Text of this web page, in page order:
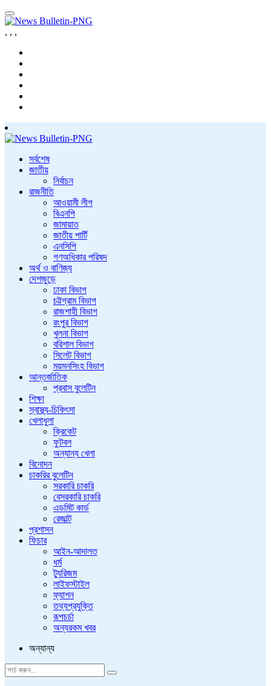
, , ,
সর্বশেষ
জাতীয়
নির্বাচন
রাজনীতি
আওয়ামী লীগ
বিএনপি
জামায়াত
জাতীয় পার্টি
এনসিপি
গণঅধিকার পরিষদ
অর্থ ও বাণিজ্য
দেশজুড়ে
ঢাকা বিভাগ
চট্টগ্রাম বিভাগ
রাজশাহী বিভাগ
রংপুর বিভাগ
খুলনা বিভাগ
বরিশাল বিভাগ
সিলেট বিভাগ
ময়মনসিংহ বিভাগ
আন্তর্জাতিক
প্রবাস বুলেটিন
শিক্ষা
স্বাস্থ্য-চিকিৎসা
খেলাধুলা
ক্রিকেট
ফুটবল
অন্যান্য খেলা
বিনোদন
চাকরির বুলেটিন
সরকারি চাকরি
বেসরকারি চাকরি
এডমিট কার্ড
রেজাল্ট
প্রশাসন
ফিচার
আইন-আদালত
ধর্ম
ট্যুরিজম
লাইফস্টাইল
ফ্যাশন
তথ্যপ্রযুক্তি
রূপচর্চা
অন্যরকম খবর
অন্যান্য